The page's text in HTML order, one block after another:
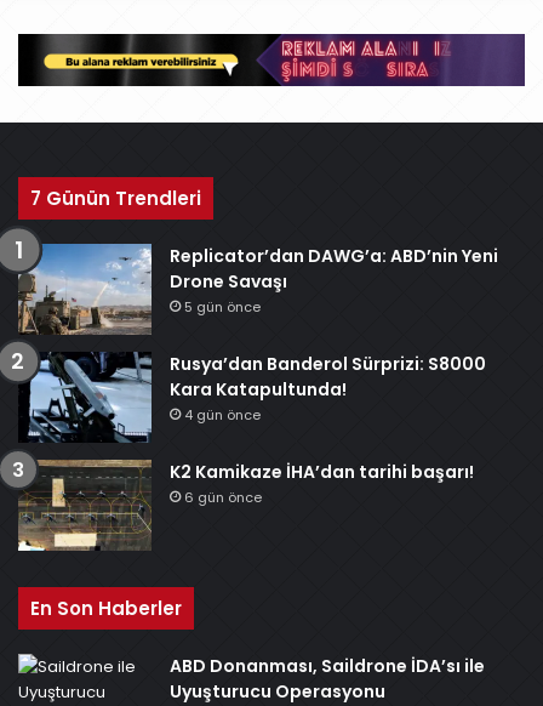
v
7 Günün Trendleri
Replicator’dan DAWG’a: ABD’nin Yeni
Drone Savaşı
5 gün önce
Rusya’dan Banderol Sürprizi: S8000
Kara Katapultunda!
4 gün önce
K2 Kamikaze İHA’dan tarihi başarı!
6 gün önce
En Son Haberler
ABD Donanması, Saildrone İDA’sı ile
Uyuşturucu Operasyonu